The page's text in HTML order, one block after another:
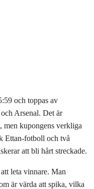
och toppas av
Arsenal. Det är
men kupongens verkliga
Ettan-fotboll och två
att bli hårt streckade.
leta vinnare. Man
är värda att spika, vilka